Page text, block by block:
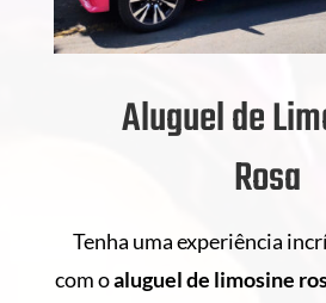
Aluguel de
Rosa
Tenha uma experiência
com oaluguel de limosine